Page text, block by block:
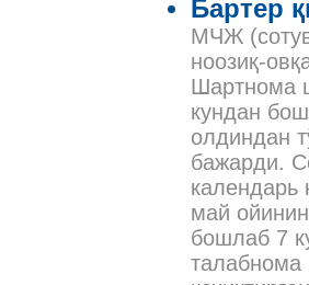
Бартер
МЧЖ
ноозиқ-
Шартнома
кундан
олдиндан
бажарди.
календарь
май
бошлаб 7
талабнома